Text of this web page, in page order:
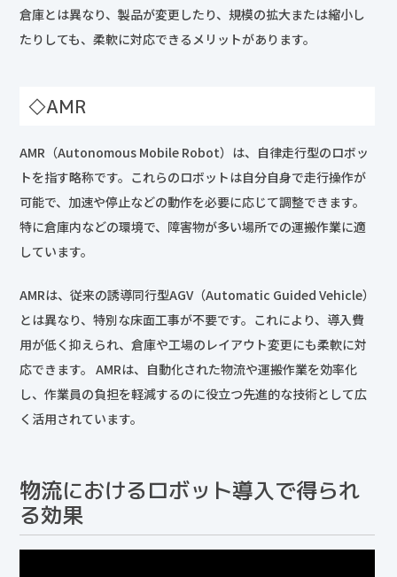
倉庫とは異なり、製品が変更したり、規模の拡大または縮小し
たりしても、柔軟に対応できるメリットがあります。
◇AMR
AMR（Autonomous Mobile Robot）は、自律走行型のロボッ
トを指す略称です。これらのロボットは自分自身で走行操作が
可能で、加速や停止などの動作を必要に応じて調整できます。
特に倉庫内などの環境で、障害物が多い場所での運搬作業に適
しています。
AMRは、従来の誘導同行型AGV（Automatic Guided Vehicle）
とは異なり、特別な床面工事が不要です。これにより、導入費
用が低く抑えられ、倉庫や工場のレイアウト変更にも柔軟に対
応できます。 AMRは、自動化された物流や運搬作業を効率化
し、作業員の負担を軽減するのに役立つ先進的な技術として広
く活用されています。
物流におけるロボット導入で得られ
る効果